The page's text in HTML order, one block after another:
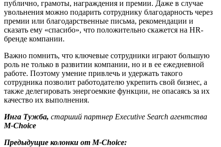
публично, грамоты, награждения и премии. Даже в случае
увольнения можно подарить сотруднику благодарность через
премии или благодарственные письма, рекомендации и
сказать ему «спасибо», что положительно скажется на HR-
бренде компании.
Важно помнить, что ключевые сотрудники играют большую
роль не только в развитии компании, но и в ее ежедневной
работе. Поэтому умение привлечь и удержать такого
сотрудника позволит работодателю укрепить свой бизнес, а
также делегировать энергоемкие функции, не опасаясь за их
качество их выполнения.
Инга Тужба, старший партнер Executive Search агентства
M-Choice
Предыдущие колонки от M-Choice: